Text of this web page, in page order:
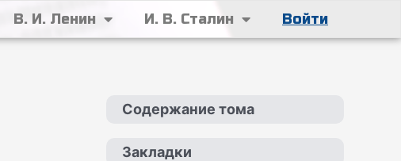
В. И. Ленин И. В. Сталин Войти
Содержание тома
Закладки